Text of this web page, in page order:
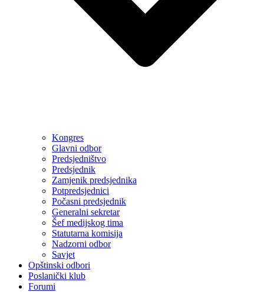
Kongres
Glavni odbor
Predsjedništvo
Predsjednik
Zamjenik predsjednika
Potpredsjednici
Počasni predsjednik
Generalni sekretar
Šef medijskog tima
Statutarna komisija
Nadzorni odbor
Savjet
Opštinski odbori
Poslanički klub
Forumi